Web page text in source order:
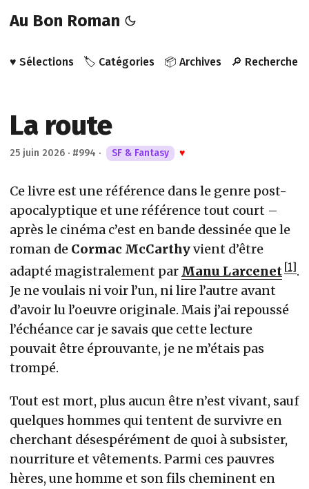
Au Bon Roman
♥️ Sélections 🏷️ Catégories 📦 Archives 🔎 Recherche
La route
25 juin 2026 · #994 · SF & Fantasy ♥
Ce livre est une référence dans le genre post-
apocalyptique et une référence tout court –
après le cinéma c’est en bande dessinée que le
roman de Cormac McCarthyvient d’être
adapté magistralement par Manu Larcenet 1 .
Je ne voulais ni voir l’un, ni lire l’autre avant
d’avoir lu l’oeuvre originale. Mais j’ai repoussé
l’échéance car je savais que cette lecture
pouvait être éprouvante, je ne m’étais pas
trompé.
Tout est mort, plus aucun être n’est vivant, sauf
quelques hommes qui tentent de survivre en
cherchant désespérément de quoi à subsister,
nourriture et vêtements. Parmi ces pauvres
hères, une homme et son fils cheminent en